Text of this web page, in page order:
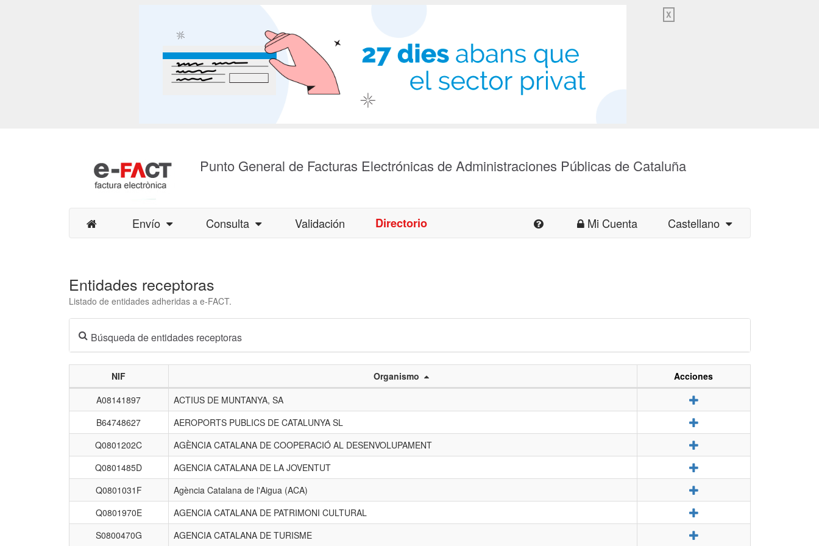
X
Punto General de Facturas Electrónicas de Administraciones Públicas de Cataluña
Envío Consulta Validación Directorio Mi Cuenta Castellano
Entidades receptoras
Listado de entidades adheridas a e-FACT.
Búsqueda de entidades receptoras
entidades
receptoras.
NIF Organismo
Acciones
A08141897
ACTIUS DE MUNTANYA, SA
B64748627
AEROPORTS PUBLICS DE CATALUNYA SL
Q0801202C
AGÈNCIA CATALANA DE COOPERACIÓ AL DESENVOLUPAMENT
Q0801485D
AGENCIA CATALANA DE LA JOVENTUT
Q0801031F
Agència Catalana de l'Aigua (ACA)
Q0801970E
AGENCIA CATALANA DE PATRIMONI CULTURAL
S0800470G
AGENCIA CATALANA DE TURISME